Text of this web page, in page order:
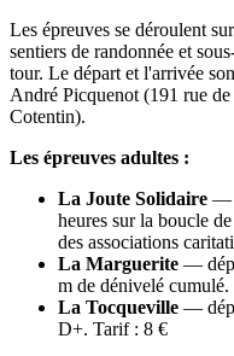
Les épreuves se déroulent
sentiers de randonnée et
tour. Le départ et l'arrivée
André Picquenot (191 rue
Cotentin).
Les épreuves adultes :
La Joute Solidaire —
heures sur la boucle
des associations
La Marguerite —
m de dénivelé
La Tocqueville —
D+. Tarif : 8 €